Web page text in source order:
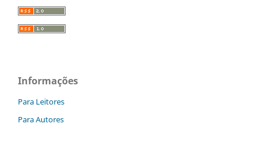
Informações
Para Leitores
Para Autores